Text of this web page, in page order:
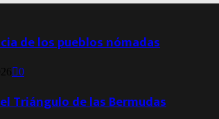
de los pueblos nómadas
0
Triángulo de las Bermudas